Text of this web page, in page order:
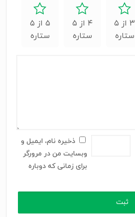
۳ از ۵
ستاره
۴ از ۵
ستاره
۵ از ۵
ستاره
ذخیره نام، ایمیل و
وبسایت من در مرورگر
برای زمانی که دوباره